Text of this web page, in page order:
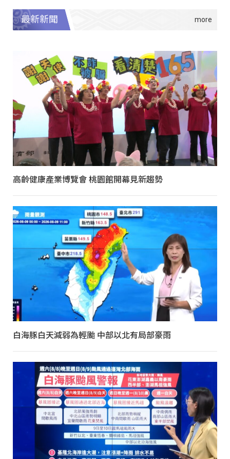
最新新聞
高齡健康產業博覽會 桃園館開幕見新趨勢
白海豚白天減弱為輕颱 中部以北有局部豪雨